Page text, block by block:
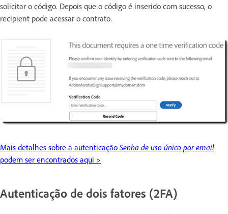
solicitar o código. Depois que o código é inserido com sucesso, o
recipient pode acessar o contrato.
Mais detalhes sobre a autenticação Senha de uso único por email
podem ser encontrados aqui >
Autenticação de dois fatores (2FA)